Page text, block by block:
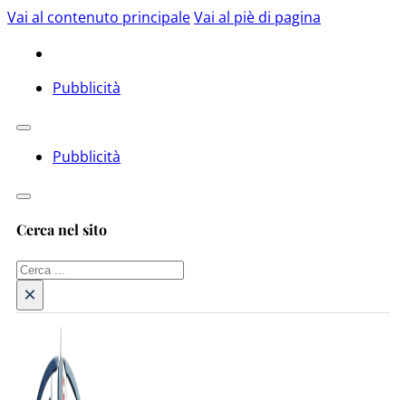
Vai al contenuto principaleVai al piè di pagina
Pubblicità
Pubblicità
Cerca nel sito
Cerca
×